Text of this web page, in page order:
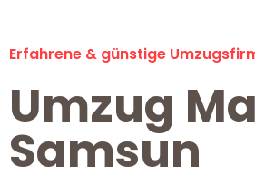
Erfahrene & günstige
Umzug
Samsun